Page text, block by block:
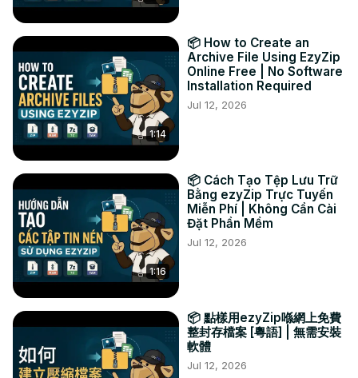
TWITTER: https://twitter.com/ezyZip
FACEBOOK: https://www.facebook.com/ezyzip/
LINKEDIN:
https://www.linkedin.com/showcase/ezyzip/
PINTEREST: https://www.pinterest.com.au/ezyzip
1:14
📦 How to Create an
Archive File Using EzyZip
Online Free | No Software
Installation Required
Jul 12, 2026
1:16
📦 Cách Tạo Tệp Lưu Trữ
Bằng ezyZip Trực Tuyến
Miễn Phí | Không Cần Cài
Đặt Phần Mềm
Jul 12, 2026
📦 點樣用ezyZip喺網上免費
整封存檔案 [粵語] | 無需安裝
軟體
Jul 12, 2026